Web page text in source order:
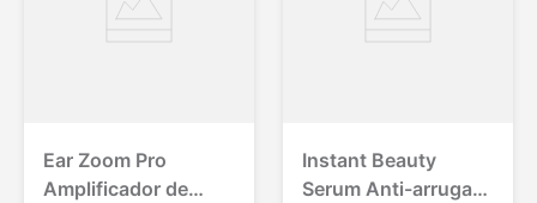
Ear Zoom Pro
Amplificador de
Instant Beauty
Serum Anti-arrugas